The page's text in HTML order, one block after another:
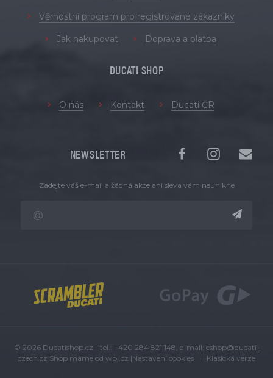
Věrnostní program pro registrované zákazníky
Jak nakupovat Doprava a platba
DUCATI SHOP
O nás Kontakt Ducati ČR
NEWSLETTER
Zadejte váš e-mail a žádná akce ani sleva vám neunikne
© 2026 Ducatishop.cz - tel.: +420 284 821 148, e-mail: eshop@ducati-
czech.cz Shop máme od wpj.cz |Nastavení cookies | Klasická verze